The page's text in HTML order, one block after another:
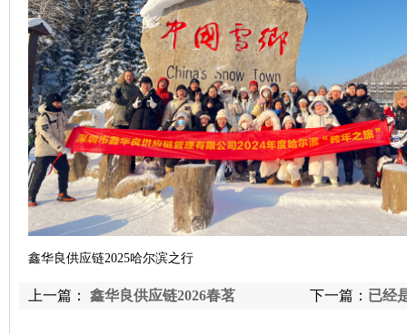
鑫华良供应链2025哈尔滨之行
下一篇： 已经
上一篇： 鑫华良供应链2026春茗